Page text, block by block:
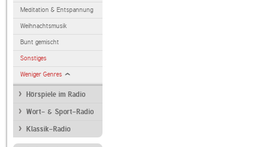
Meditation & Entspannung
Weihnachtsmusik
Bunt gemischt
Sonstiges
Weniger Genres
Hörspiele im Radio
Wort- & Sport-Radio
Klassik-Radio